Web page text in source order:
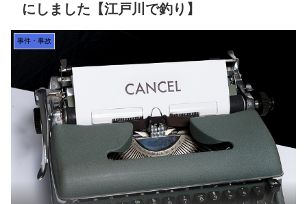
にしました【江戸川で釣り】
事件・事故